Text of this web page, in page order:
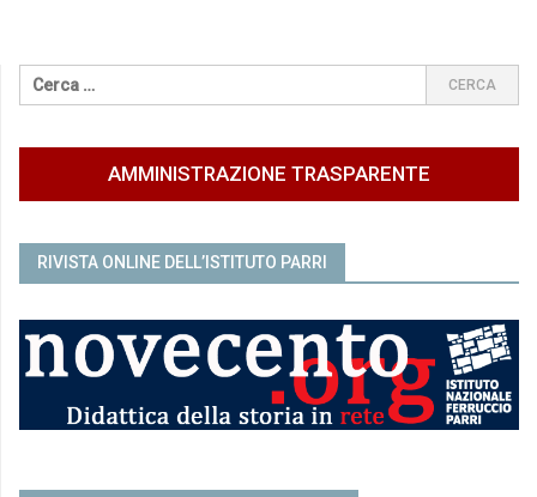
AMMINISTRAZIONE TRASPARENTE
RIVISTA ONLINE DELL’ISTITUTO PARRI